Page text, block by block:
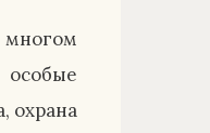
особые
охрана